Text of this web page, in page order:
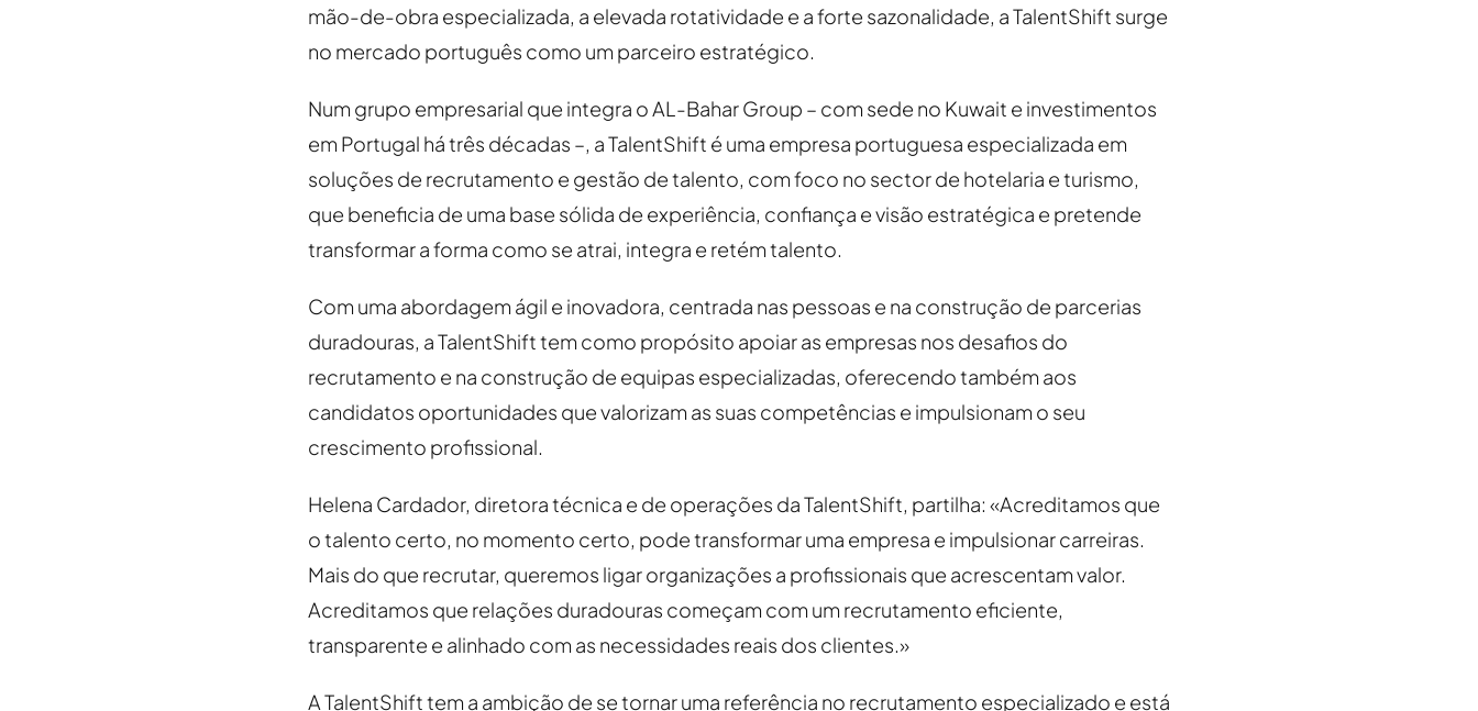
mão-de-obra especializada, a elevada rotatividade e a forte sazonalidade, a TalentShift surge
no mercado português como um parceiro estratégico.
Num grupo empresarial que integra o AL-Bahar Group – com sede no Kuwait e investimentos
em Portugal há três décadas –, a TalentShift é uma empresa portuguesa especializada em
soluções de recrutamento e gestão de talento, com foco no sector de hotelaria e turismo,
que beneficia de uma base sólida de experiência, confiança e visão estratégica e pretende
transformar a forma como se atrai, integra e retém talento.
Com uma abordagem ágil e inovadora, centrada nas pessoas e na construção de parcerias
duradouras, a TalentShift tem como propósito apoiar as empresas nos desafios do
recrutamento e na construção de equipas especializadas, oferecendo também aos
candidatos oportunidades que valorizam as suas competências e impulsionam o seu
crescimento profissional.
Helena Cardador, diretora técnica e de operações da TalentShift, partilha: «Acreditamos que
o talento certo, no momento certo, pode transformar uma empresa e impulsionar carreiras.
Mais do que recrutar, queremos ligar organizações a profissionais que acrescentam valor.
Acreditamos que relações duradouras começam com um recrutamento eficiente,
transparente e alinhado com as necessidades reais dos clientes.»
A TalentShift tem a ambição de se tornar uma referência no recrutamento especializado e está